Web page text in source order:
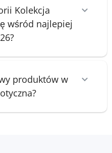
Kolekcja
wśród najlepiej
produktów w